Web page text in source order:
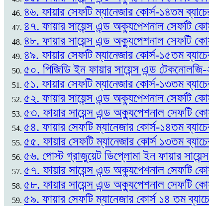
৪৬. ফায়ার সেফটি ম্যানেজার কোর্স-১৪তম
৪৭. ফায়ার সায়েন্স এন্ড অক্যুপেশনাল সেফটি
৪৮. ফায়ার সায়েন্স এন্ড অক্যুপেশনাল সেফটি
৪৯. ফায়ার সেফটি ম্যানেজার কোর্স-১৫তম
৫০. পিজিডি ইন ফায়ার সায়েন্স এন্ড
৫১. ফায়ার সেফটি ম্যানেজার কোর্স-১৩তম
৫২. ফায়ার সায়েন্স এন্ড অক্যুপেশনাল সেফটি
৫৩. ফায়ার সায়েন্স এন্ড অক্যুপেশনাল সেফটি
৫৪. ফায়ার সেফটি ম্যানেজার কোর্স-১৪তম
৫৫. ফায়ার সেফটি ম্যানেজার কোর্স ১৩তম
৫৬. পোস্ট গ্রাজুয়েট ডিপ্লোমা ইন ফায়ার
৫৭. ফায়ার সায়েন্স এন্ড অক্যুপেশনাল সেফটি
৫৮. ফায়ার সায়েন্স এন্ড অক্যুপেশনাল সেফটি
৫৯. ফায়ার সেফটি ম্যানেজার কোর্স ১৪ তম